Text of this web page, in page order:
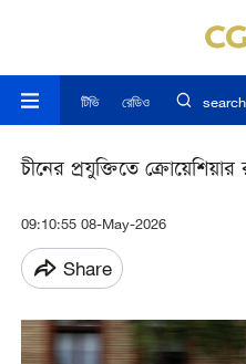
টিভি রেডিও search
চীনের প্রযুক্তিতে ক্রোয়েশিয়ার
09:10:55 08-May-2026
Share